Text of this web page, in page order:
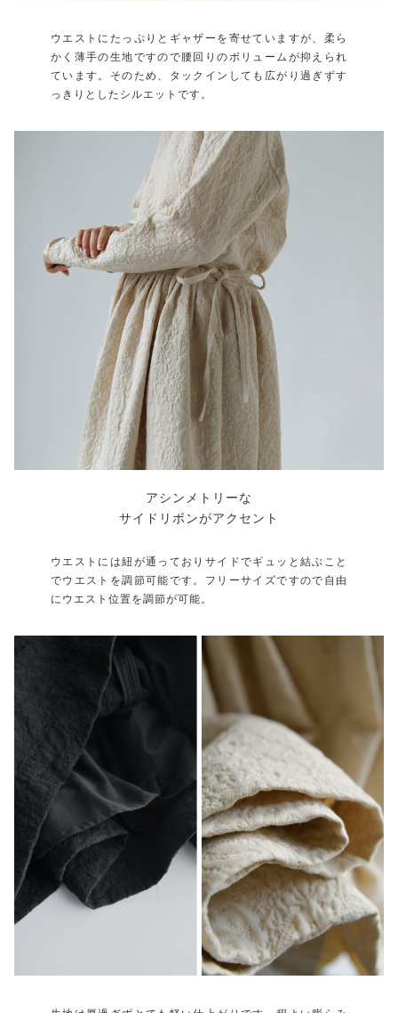
ウエストにたっぷりとギャザーを寄せていますが、柔ら
かく薄手の生地ですので腰回りのボリュームが抑えられ
ています。そのため、タックインしても広がり過ぎずす
っきりとしたシルエットです。
アシンメトリーな
サイドリボンがアクセント
ウエストには紐が通っておりサイドでギュッと結ぶこと
でウエストを調節可能です。フリーサイズですので自由
にウエスト位置を調節が可能。